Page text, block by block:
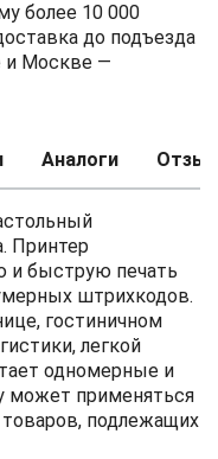
более 10 000
до подъезда
и Москве —
Аналоги
Принтер
и быструю печать
штрихкодов.
гостиничном
легкой
одномерные и
может применяться
товаров, подлежащих